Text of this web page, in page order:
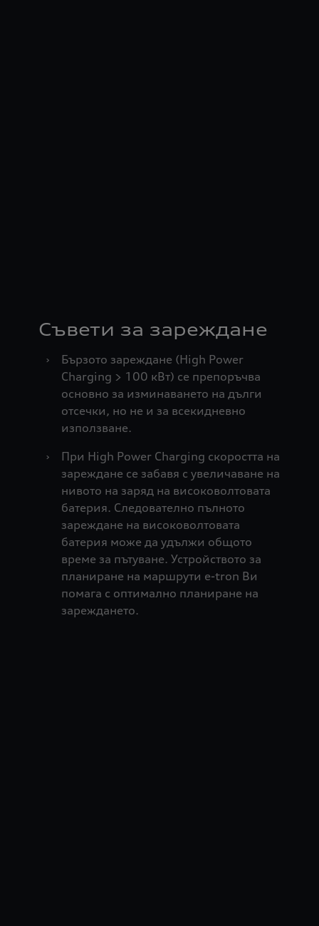
Съвети за зареждане
›
Бързото зареждане (High Power
Charging > 100 кВт) се препоръчва
основно за изминаването на дълги
отсечки, но не и за всекидневно
използване.
›
При High Power Charging скоростта на
зареждане се забавя с увеличаване на
нивото на заряд на високоволтовата
батерия. Следователно пълното
зареждане на високоволтовата
батерия може да удължи общото
време за пътуване. Устройството за
планиране на маршрути e-tron Ви
помага с оптимално планиране на
зареждането.